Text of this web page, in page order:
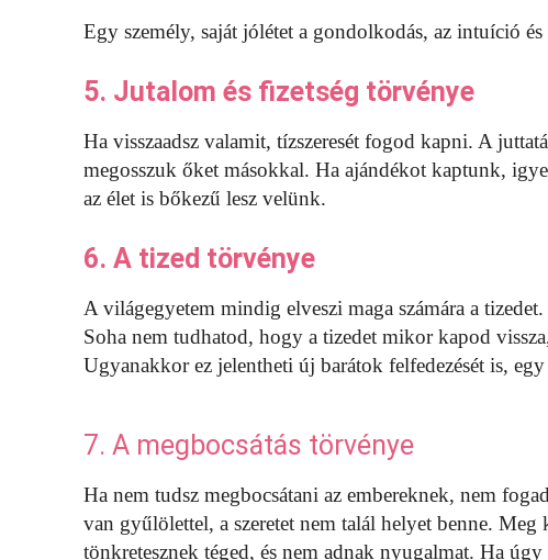
Egy személy, saját jólétet a gondolkodás, az intuíció
5. Jutalom és fizetség törvénye
Ha visszaadsz valamit, tízszeresét fogod kapni. A
megosszuk őket másokkal. Ha ajándékot kaptunk,
az élet is bőkezű lesz velünk.
6. A tized törvénye
A világegyetem mindig elveszi maga számára a
Soha nem tudhatod, hogy a tizedet mikor kapod
Ugyanakkor ez jelentheti új barátok felfedezését is,
7. A megbocsátás törvénye
Ha nem tudsz megbocsátani az embereknek, nem
van gyűlölettel, a szeretet nem talál helyet benne.
tönkretesznek téged, és nem adnak nyugalmat. Ha